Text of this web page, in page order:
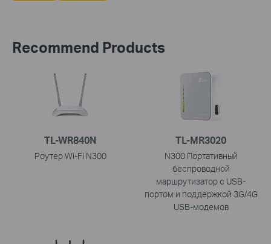
Recommend Products
TL-WR840N
Роутер Wi-Fi N300
TL-MR3020
N300 Портативный
беспроводной
маршрутизатор с USB-
портом и поддержкой 3G/4G
USB-модемов